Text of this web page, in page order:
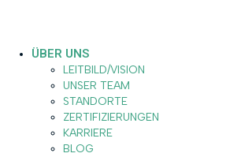
ÜBER UNS
LEITBILD/VISION
UNSER TEAM
STANDORTE
ZERTIFIZIERUNGEN
KARRIERE
BLOG